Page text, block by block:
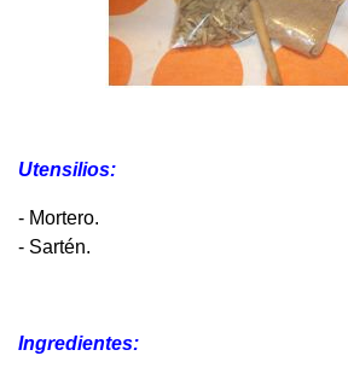
Utensilios:
- Mortero.
- Sartén.
Ingredientes: